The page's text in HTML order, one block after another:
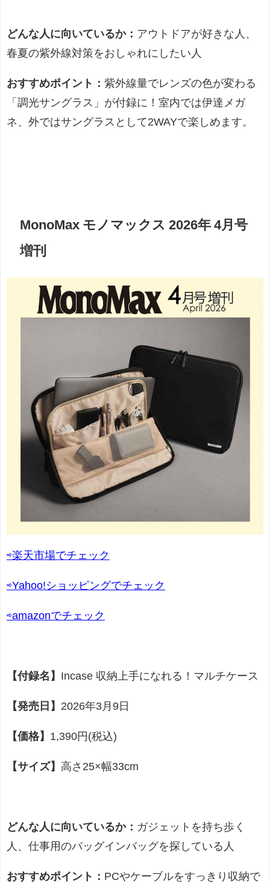
どんな人に向いているか： アウトドアが好きな人、
春夏の紫外線対策をおしゃれにしたい人
おすすめポイント： 紫外線量でレンズの色が変わる
「調光サングラス」が付録に！室内では伊達メガ
ネ、外ではサングラスとして2WAYで楽しめます。
MonoMax モノマックス 2026年 4月号
増刊
⇨楽天市場でチェック
⇨Yahoo!ショッピングでチェック
⇨amazonでチェック
【付録名】 Incase 収納上手になれる！マルチケース
【発売日】 2026年3月9日
【価格】 1,390円(税込)
【サイズ】 高さ25×幅33cm
どんな人に向いているか： ガジェットを持ち歩く
人、仕事用のバッグインバッグを探している人
おすすめポイント： PCやケーブルをすっきり収納で